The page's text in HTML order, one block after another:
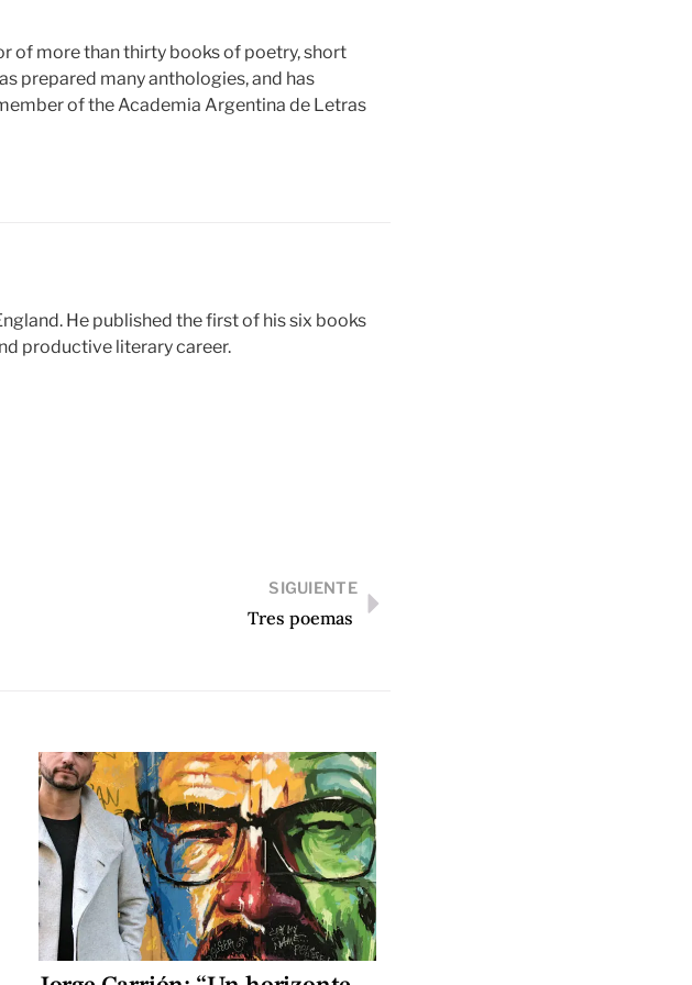
of more than thirty books of poetry, short
prepared many anthologies, and has
of the Academia Argentina de Letras
He published the first of his six books
productive literary career.
SIGUIENTE
Tres poemas